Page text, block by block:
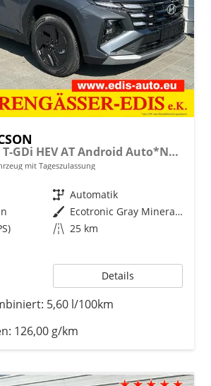
Black Line 1.6 T-GDi HEV AT Android Auto*Navi*SHZ*Kamera*2Z Klimaauto*
mit Tageszulassung
Getriebe Automatik
Außenfarbe
Ecotronic Gray Mineraleffekt
Kilometerstand 25 km
Details
5,60 l/100km
126,00 g/km